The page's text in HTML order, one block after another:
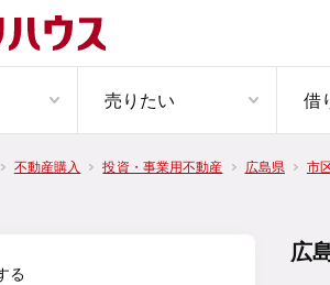
売りたい 借
不動産購入 投資・事業用不動産 広島県 市
る
広